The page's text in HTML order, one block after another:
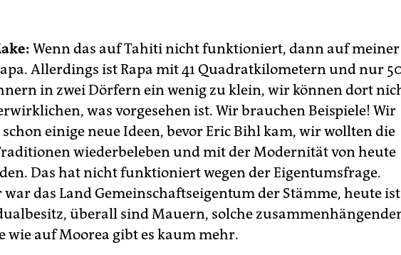
Kommunismus" anstrebt. Bihl und seine Mitstreiter baten den
Journalisten Dirk C. Fleck, ihr Vorhaben - den Aufbau einer
Ökomodellregion - in Romanform zu schildern. Dessen "Tahiti-
Projekt" wurde 2009 mit dem Deutschen Science-Fiction-Preis
ausgezeichnet und in mehrere Sprachen übersetzt, der
Nachfolgeroman "Das Tahiti-Virus" ist in Arbeit.
Wenn das auf Tahiti nicht funktioniert, dann auf meiner
Allerdings ist Rapa mit 41 Quadratkilometern und nur
in zwei Dörfern ein wenig zu klein, wir können dort
was vorgesehen ist. Wir brauchen Beispiele! Wir
einige neue Ideen, bevor Eric Bihl kam, wir wollten die
wiederbeleben und mit der Modernität von heute
Das hat nicht funktioniert wegen der Eigentumsfrage.
das Land Gemeinschaftseigentum der Stämme, heute ist
überall sind Mauern, solche
wie auf Moorea gibt es kaum mehr.